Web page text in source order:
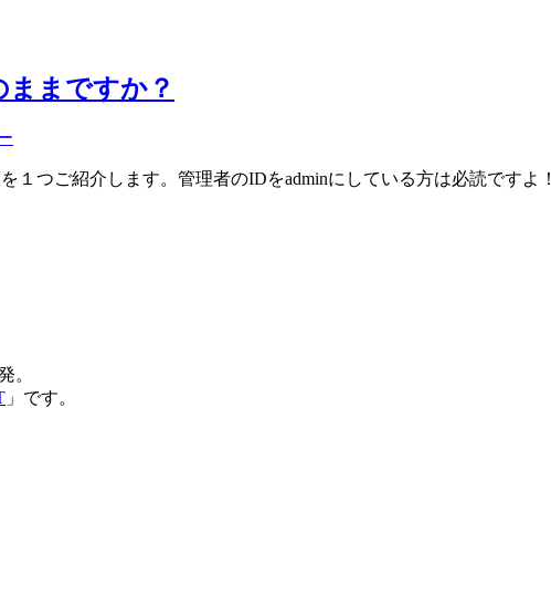
ままですか？
１つご紹介します。管理者のIDをadminにしている方は必読ですよ！
。
」です。